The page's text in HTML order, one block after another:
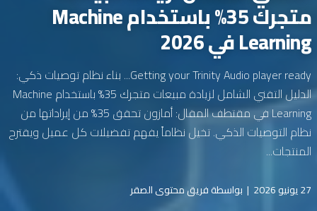
متجرك 35% باستخدام Machine
Learning في 2026
Getting your Trinity Audio player ready... بناء نظام توصيات ذكي:
الدليل التقني الشامل لزيادة مبيعات متجرك 35% باستخدام Machine
Learning في مقتطف المقال: أمازون تحقق 35% من إيراداتها من
نظام التوصيات الذكي. تخيل نظاماً يفهم تفضيلات كل عميل ويقترح
المنتجات...
27 يونيو 2026 | بواسطة فريق محتوى الصقر